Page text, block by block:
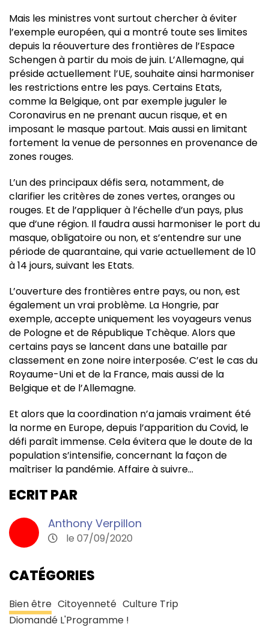
Mais les ministres vont surtout chercher à éviter
l’exemple européen, qui a montré toute ses limites
depuis la réouverture des frontières de l’Espace
Schengen à partir du mois de juin. L’Allemagne, qui
préside actuellement l’UE, souhaite ainsi harmoniser
les restrictions entre les pays. Certains Etats,
comme la Belgique, ont par exemple juguler le
Coronavirus en ne prenant aucun risque, et en
imposant le masque partout. Mais aussi en limitant
fortement la venue de personnes en provenance de
zones rouges.
L’un des principaux défis sera, notamment, de
clarifier les critères de zones vertes, oranges ou
rouges. Et de l’appliquer à l’échelle d’un pays, plus
que d’une région. Il faudra aussi harmoniser le port du
masque, obligatoire ou non, et s’entendre sur une
période de quarantaine, qui varie actuellement de 10
à 14 jours, suivant les Etats.
L’ouverture des frontières entre pays, ou non, est
également un vrai problème. La Hongrie, par
exemple, accepte uniquement les voyageurs venus
de Pologne et de République Tchèque. Alors que
certains pays se lancent dans une bataille par
classement en zone noire interposée. C’est le cas du
Royaume-Uni et de la France, mais aussi de la
Belgique et de l’Allemagne.
Et alors que la coordination n’a jamais vraiment été
la norme en Europe, depuis l’apparition du Covid, le
défi paraît immense. Cela évitera que le doute de la
population s’intensifie, concernant la façon de
maîtriser la pandémie. Affaire à suivre…
ECRIT PAR
Anthony Verpillon
le 07/09/2020
CATÉGORIES
Bien être Citoyenneté Culture Trip
Diomandé L'Programme !